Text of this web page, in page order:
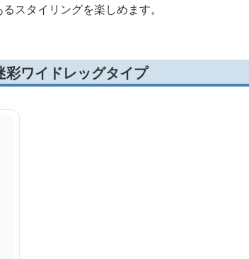
スタイリングを楽しめます。
彩ワイドレッグタイプ